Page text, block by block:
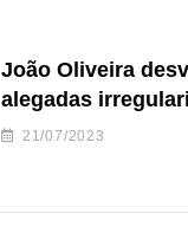
João Oliveira
alegadas
de Freguesia S.
21/07/2023